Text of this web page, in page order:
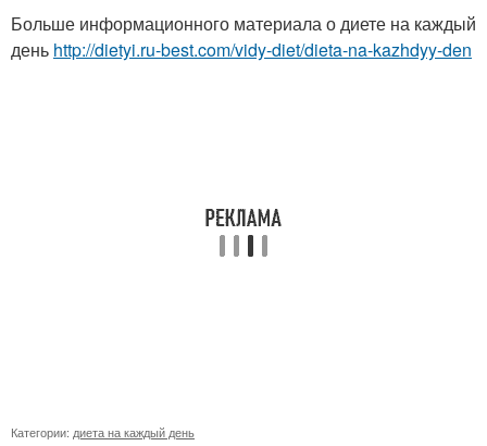
Больше информационного материала о диете на каждый
день http://dietyi.ru-best.com/vidy-diet/dieta-na-kazhdyy-den
Категории: диета на каждый день